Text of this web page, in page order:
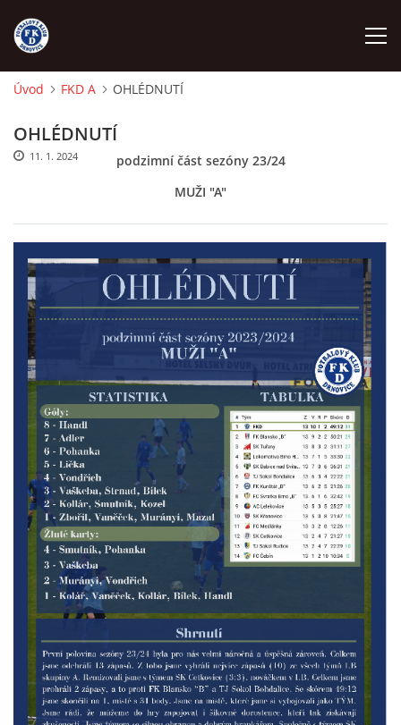
NÁBOR
FKD B
STARŠÍ DOROST
STARŠÍ ŽÁCI
MLADŠÍ ŽÁCI
MLADŠÍ ŽÁCI "B"
STARŠÍ PŘÍPRAVKA R 2012 + 2013
MLADŠÍ PŘÍPRAVKA R2014-2015
PODPORUJÍ NÁŠ KLUB
ARCHÍV
Úvod FKD A OHLÉDNUTÍ
OHLÉDNUTÍ
podzimní část sezóny 23/24
MUŽI "A"
11. 1. 2024